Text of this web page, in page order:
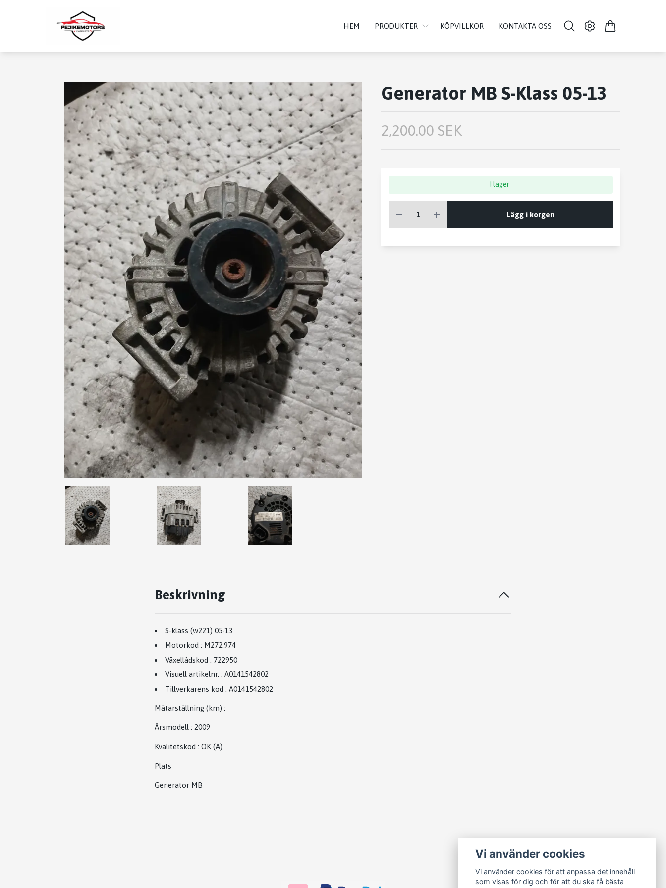
HEM PRODUKTER KÖPVILLKOR KONTAKTA OSS
Generator MB S-Klass 05-13
2,200.00 SEK
I lager
Lägg i korgen
Beskrivning
S-klass (w221) 05-13
Motorkod : M272.974
Växellådskod : 722950
Visuell artikelnr. : A0141542802
Tillverkarens kod : A0141542802
Mätarställning (km) :
Årsmodell : 2009
Kvalitetskod : OK (A)
Plats
Generator MB
Vi använder cookies
Vi använder cookies för att anpassa det innehåll
som visas för dig och för att du ska få bästa